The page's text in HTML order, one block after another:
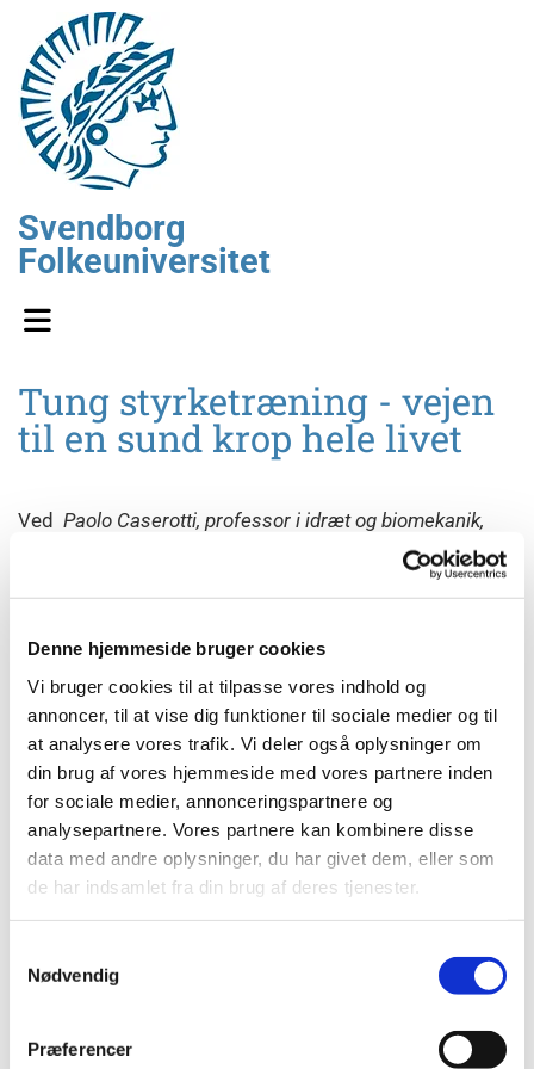
Denne hjemmeside bruger cookies
Vi bruger cookies til at tilpasse vores indhold og
annoncer, til at vise dig funktioner til sociale medier og til
at analysere vores trafik. Vi deler også oplysninger om
din brug af vores hjemmeside med vores partnere inden
for sociale medier, annonceringspartnere og
analysepartnere. Vores partnere kan kombinere disse
data med andre oplysninger, du har givet dem, eller som
de har indsamlet fra din brug af deres tjenester.
Nødvendig
Præferencer
Svendborg
Folkeuniversitet
Tung styrketræning - vejen
til en sund krop hele livet
Ved Paolo Caserotti, professor i idræt og biomekanik,
Tirsdag d. 3. februar 2026 kl. 19.00-21.00
Sted:SEF, Fåborgvej 44, 5700 Svendborg
Entré: 75 kr.
UDSOLGT - MULIGHED FOR AT BLIVE SKREVET PÅ
VENTELISTE
Klik på knappen "Køb billet"
llet"
Køb billet
mange sunde leveår. Men selv med sund kost og
hvilket kan lede til aldersrelateret svækkelse. Der er
endnu ingen medicinsk behandling mod dette, men der